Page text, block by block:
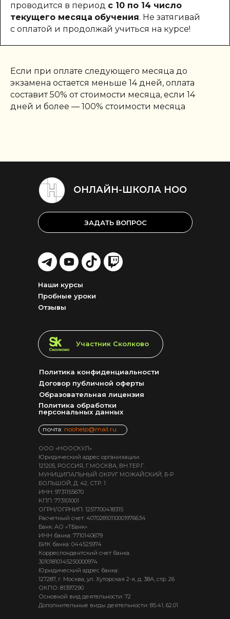
проводится в период с 10 по 14 число
текущего месяца обучения. Не затягивай
с оплатой и продолжай учиться на курсе!
Если при оплате следующего месяца до
экзамена остается меньше 14 дней, оплата
составит 50% от стоимости месяца, если 14
дней и более — 100% стоимости месяца
ОНЛАЙН-ШКОЛА НОО
ООО «НООСКУЛ»
Юридический адрес организации:
121205, РОССИЯ, Г.МОСКВА, ВН.ТЕР.Г.
МУНИЦИПАЛЬНЫЙ ОКРУГ МОЖАЙСКИЙ, Б-Р
БОЛЬШОЙ, Д. 42, СТР. 1
ИНН: 9731155670
КПП: 773101001
ОГРН/ОГРНИП: 1257700418315
Расчетный счет: 40702810110001976634
Банк: АО «ТБанк»
ИНН банка: 7710140679
БИК банка: 044525974
Корреспондентский счет банка:
30101810145250000974
Юридический адрес банка:
127287, г. Москва, ул. Хуторская 2-я, д. 38А, стр. 26
ОКПО: 81397290
Основной вид деятельности: 72
Дополнительные виды деятельности: 85.41, 62.01
почта: noohelp@mail.ru
LET'S
GO!
LET'S
GO!
LET'S
GO!
LET'S
GO!
Образовательная лицензия
Договор публичной оферты
Политика конфиденциальности
Отзывы
Пробные уроки
Наши курсы
ЗАДАТЬ ВОПРОС
Участник Сколково
LET'S GO!
Политика обработки
персональных данных